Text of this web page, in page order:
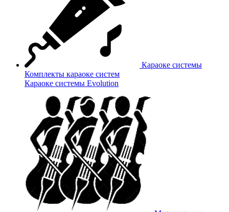
Караоке системы
Комплекты караоке систем
Караоке системы Evolution